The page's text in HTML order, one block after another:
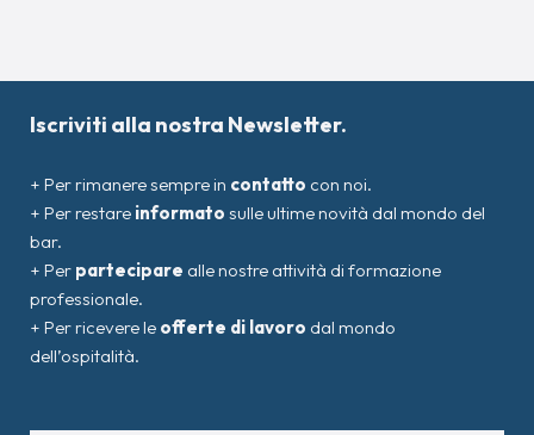
Iscriviti alla nostra Newsletter.
+ Per rimanere sempre in contatto con noi.
+ Per restare informato sulle ultime novità dal mondo del
bar.
+ Per partecipare alle nostre attività di formazione
professionale.
+ Per ricevere le offerte di lavoro dal mondo
dell’ospitalità.